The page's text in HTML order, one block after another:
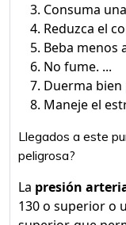
Consuma
Reduzca el
Beba menos
No fume. ...
Duerma bien
Maneje el
Llegados a este
peligrosa?
La presión
130 o superior o